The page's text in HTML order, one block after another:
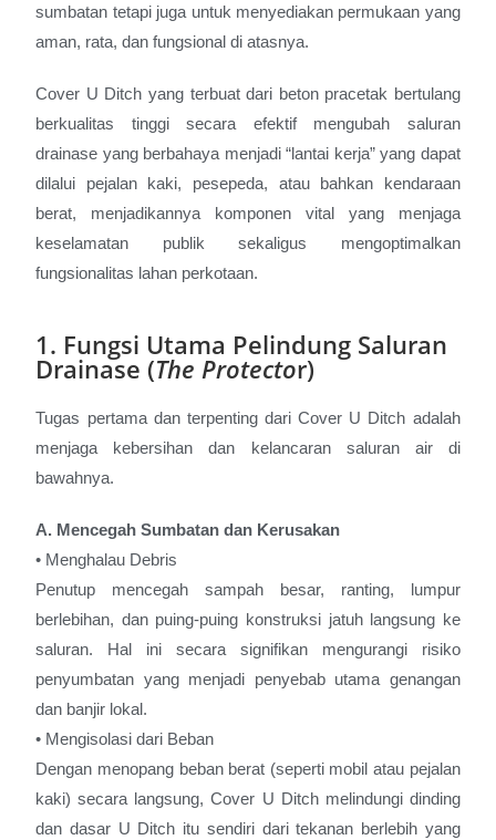
sumbatan tetapi juga untuk menyediakan permukaan yang
aman, rata, dan fungsional di atasnya.
Cover U Ditch yang terbuat dari beton pracetak bertulang
berkualitas tinggi secara efektif mengubah saluran
drainase yang berbahaya menjadi “lantai kerja” yang dapat
dilalui pejalan kaki, pesepeda, atau bahkan kendaraan
berat, menjadikannya komponen vital yang menjaga
keselamatan publik sekaligus mengoptimalkan
fungsionalitas lahan perkotaan.
1. Fungsi Utama Pelindung Saluran
Drainase (The Protector)
Tugas pertama dan terpenting dari Cover U Ditch adalah
menjaga kebersihan dan kelancaran saluran air di
bawahnya.
A. Mencegah Sumbatan dan Kerusakan
• Menghalau Debris
Penutup mencegah sampah besar, ranting, lumpur
berlebihan, dan puing-puing konstruksi jatuh langsung ke
saluran. Hal ini secara signifikan mengurangi risiko
penyumbatan yang menjadi penyebab utama genangan
dan banjir lokal.
• Mengisolasi dari Beban
Dengan menopang beban berat (seperti mobil atau pejalan
kaki) secara langsung, Cover U Ditch melindungi dinding
dan dasar U Ditch itu sendiri dari tekanan berlebih yang